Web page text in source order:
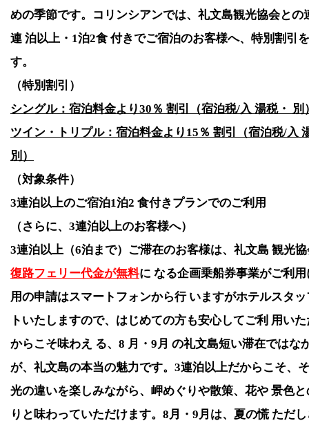
詳しい内容はお問い合わせページまたはお電話にてお
い。
2026/03/11
【５月限定：朝活プラン】コリンシアンスタッフと行
ス。澄んだ空気の中、湖のまわりを歩きながらゆっく
んか？ ※参加費無料。５時30頃出発。朝食時間までに
人のお客様限定です。ご参加希望のお客様は、ご予約
記入をお願いします。
2026/03/01
【５月限定】多くの方へコリンシアンのお料理を召し
たく、お料理少なめコンパクト プランをご案内します
「ご予約・お問い合わせ」からご確認ください。
2026/01/01
新年あけましておめでとうございます。2026年の営業
日から10月20日となっております。本年も どうぞよろ
ます。
2025/10/27
2026年の営業は5月1日から10月20日となっております
めの季節です。コリンシアンでは、礼文島観光協会との
連 泊以上・ 1泊2食 付きでご宿泊のお客様へ、特別割引
す。
（特別割引）
シングル：宿泊料金より30 ％ 割引（宿泊税/入 湯税・ 別
ツイン・トリプル：宿泊料金より 15 ％ 割引（宿泊税/入
別）
（対象条件）
3連泊以上のご宿泊1泊2 食付きプランでのご利用
（さらに、 3連泊以上のお客様へ）
3連泊以上（6泊まで）ご滞在のお客様は、礼文島 観光
復路フェリー代金が無料に なる企画乗船券事業がご利
用の申請はスマートフォンから行 いますがホテルスタ
トいたしますので、はじめての方も安心してご利 用い
からこそ味わえ る、 8 月・ 9月 の礼文島短い滞在ではな
が、礼文島の本当の魅力です。 3連泊以上だからこそ、
光の違いを楽しみながら、岬めぐりや散策、花や 景色
りと味わっていただけます。 8月・ 9月は、夏の慌 ただ